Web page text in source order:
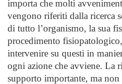
importa che molti
vengono riferiti dalla ricerca
di tutto l’organismo, la sua
procedimento
intervenire su questi in
ogni azione che avviene. La
supporto importante, ma non